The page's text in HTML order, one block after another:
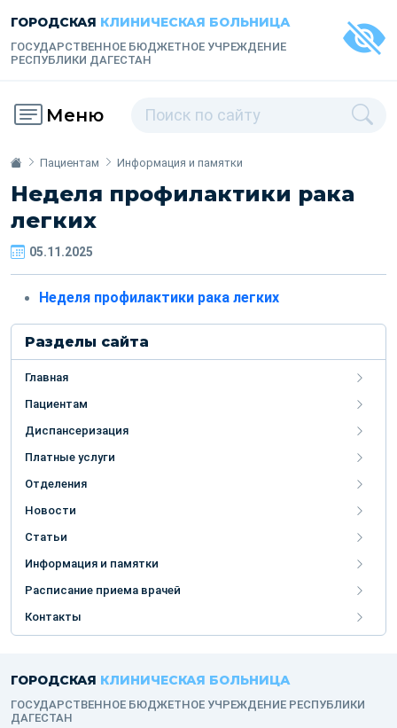
ГОРОДСКАЯ КЛИНИЧЕСКАЯ БОЛЬНИЦА
ГОСУДАРСТВЕННОЕ БЮДЖЕТНОЕ УЧРЕЖДЕНИЕ
РЕСПУБЛИКИ ДАГЕСТАН
Меню
Пациентам Информация и памятки
Неделя профилактики рака
легких
05.11.2025
Неделя профилактики рака легких
Разделы сайта
Главная
Пациентам
Диспансеризация
Платные услуги
Отделения
Новости
Статьи
Информация и памятки
Расписание приема врачей
Контакты
ГОРОДСКАЯ КЛИНИЧЕСКАЯ БОЛЬНИЦА
ГОСУДАРСТВЕННОЕ БЮДЖЕТНОЕ УЧРЕЖДЕНИЕ РЕСПУБЛИКИ
ДАГЕСТАН